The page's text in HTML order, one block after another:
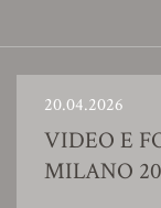
20.04.2026
VIDEO E
MILANO